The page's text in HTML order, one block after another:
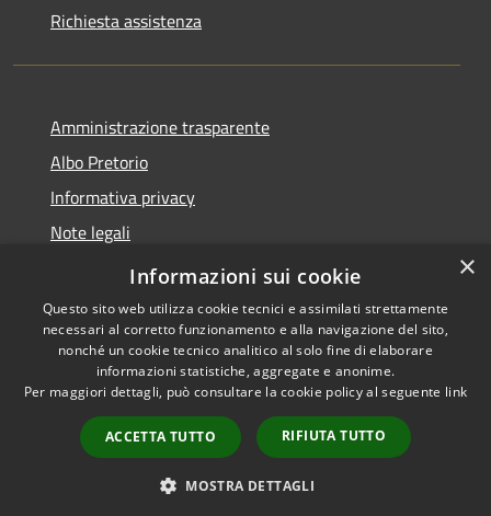
Richiesta assistenza
Amministrazione trasparente
Albo Pretorio
Informativa privacy
Note legali
Dichiarazione di accessibilità
Accessibilità
Copyright © 2026 • Città di
Andria • Powered by
Municipium•
Accesso
redazione
×
Informazioni sui cookie
Questo sito web utilizza cookie tecnici e assimilati strettamente
necessari al corretto funzionamento e alla navigazione del sito,
nonché un cookie tecnico analitico al solo fine di elaborare
informazioni statistiche, aggregate e anonime.
Per maggiori dettagli, può consultare la cookie policy al seguente link
ACCETTA TUTTO RIFIUTA TUTTO
MOSTRA DETTAGLI